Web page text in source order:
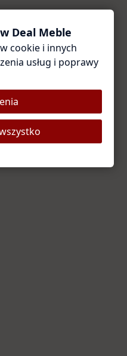
nie tak
Odśwież stronę — zwykle
Strona główna
Deal Meble
cookie i innych
usług i poprawy